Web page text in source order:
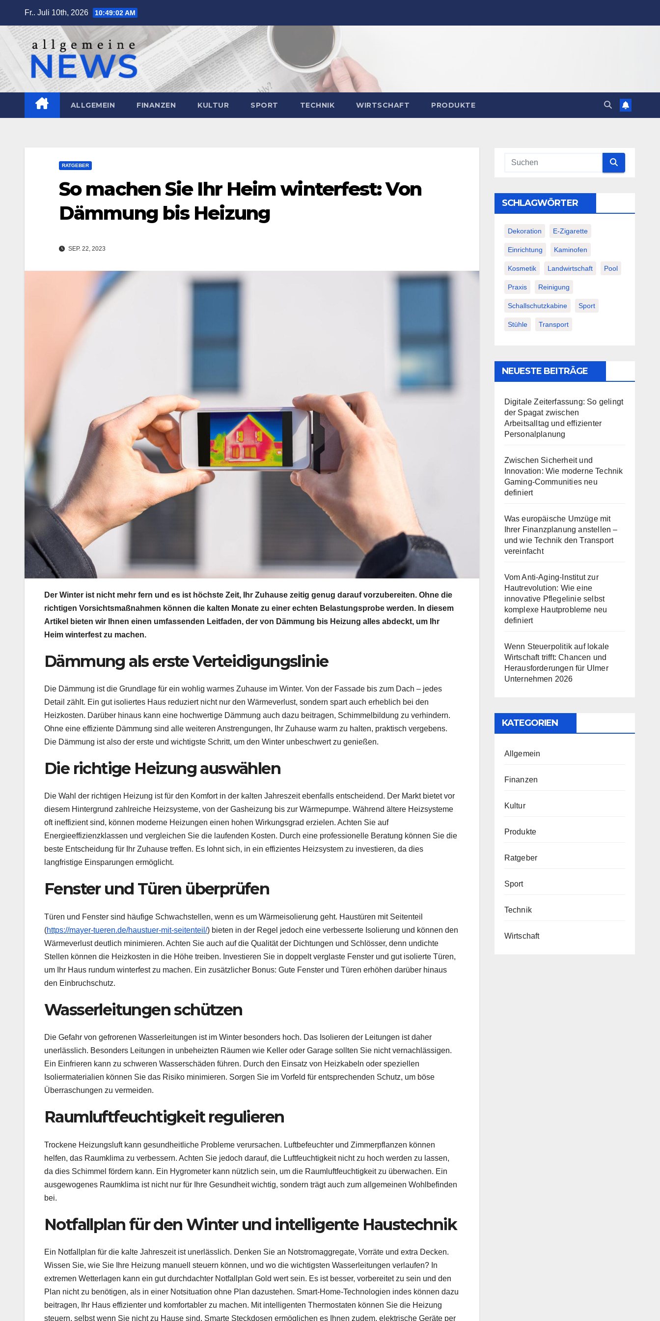
springen
Fr.. Juli 10th, 2026 10:49:04 AM
ALLGEMEIN FINANZEN KULTUR SPORT TECHNIK WIRTSCHAFT PRODUKTE
RATGEBER
So machen Sie Ihr Heim winterfest: Von
Dämmung bis Heizung
SEP. 22, 2023
Der Winter ist nicht mehr fern und es ist höchste Zeit, Ihr Zuhause zeitig genug darauf vorzubereiten. Ohne die
richtigen Vorsichtsmaßnahmen können die kalten Monate zu einer echten Belastungsprobe werden. In diesem
Artikel bieten wir Ihnen einen umfassenden Leitfaden, der von Dämmung bis Heizung alles abdeckt, um Ihr
Heim winterfest zu machen.
Dämmung als erste Verteidigungslinie
Die Dämmung ist die Grundlage für ein wohlig warmes Zuhause im Winter. Von der Fassade bis zum Dach – jedes
Detail zählt. Ein gut isoliertes Haus reduziert nicht nur den Wärmeverlust, sondern spart auch erheblich bei den
Heizkosten. Darüber hinaus kann eine hochwertige Dämmung auch dazu beitragen, Schimmelbildung zu verhindern.
Ohne eine effiziente Dämmung sind alle weiteren Anstrengungen, Ihr Zuhause warm zu halten, praktisch vergebens.
Die Dämmung ist also der erste und wichtigste Schritt, um den Winter unbeschwert zu genießen.
Die richtige Heizung auswählen
Die Wahl der richtigen Heizung ist für den Komfort in der kalten Jahreszeit ebenfalls entscheidend. Der Markt bietet vor
diesem Hintergrund zahlreiche Heizsysteme, von der Gasheizung bis zur Wärmepumpe. Während ältere Heizsysteme
oft ineffizient sind, können moderne Heizungen einen hohen Wirkungsgrad erzielen. Achten Sie auf
Energieeffizienzklassen und vergleichen Sie die laufenden Kosten. Durch eine professionelle Beratung können Sie die
beste Entscheidung für Ihr Zuhause treffen. Es lohnt sich, in ein effizientes Heizsystem zu investieren, da dies
langfristige Einsparungen ermöglicht.
Fenster und Türen überprüfen
Türen und Fenster sind häufige Schwachstellen, wenn es um Wärmeisolierung geht. Haustüren mit Seitenteil
(https://mayer-tueren.de/haustuer-mit-seitenteil/) bieten in der Regel jedoch eine verbesserte Isolierung und können den
Wärmeverlust deutlich minimieren. Achten Sie auch auf die Qualität der Dichtungen und Schlösser, denn undichte
Stellen können die Heizkosten in die Höhe treiben. Investieren Sie in doppelt verglaste Fenster und gut isolierte Türen,
um Ihr Haus rundum winterfest zu machen. Ein zusätzlicher Bonus: Gute Fenster und Türen erhöhen darüber hinaus
den Einbruchschutz.
Wasserleitungen schützen
Die Gefahr von gefrorenen Wasserleitungen ist im Winter besonders hoch. Das Isolieren der Leitungen ist daher
unerlässlich. Besonders Leitungen in unbeheizten Räumen wie Keller oder Garage sollten Sie nicht vernachlässigen.
Ein Einfrieren kann zu schweren Wasserschäden führen. Durch den Einsatz von Heizkabeln oder speziellen
Isoliermaterialien können Sie das Risiko minimieren. Sorgen Sie im Vorfeld für entsprechenden Schutz, um böse
Überraschungen zu vermeiden.
Raumluftfeuchtigkeit regulieren
Trockene Heizungsluft kann gesundheitliche Probleme verursachen. Luftbefeuchter und Zimmerpflanzen können
helfen, das Raumklima zu verbessern. Achten Sie jedoch darauf, die Luftfeuchtigkeit nicht zu hoch werden zu lassen,
da dies Schimmel fördern kann. Ein Hygrometer kann nützlich sein, um die Raumluftfeuchtigkeit zu überwachen. Ein
ausgewogenes Raumklima ist nicht nur für Ihre Gesundheit wichtig, sondern trägt auch zum allgemeinen Wohlbefinden
bei.
Notfallplan für den Winter und intelligente Haustechnik
Ein Notfallplan für die kalte Jahreszeit ist unerlässlich. Denken Sie an Notstromaggregate, Vorräte und extra Decken.
Wissen Sie, wie Sie Ihre Heizung manuell steuern können, und wo die wichtigsten Wasserleitungen verlaufen? In
extremen Wetterlagen kann ein gut durchdachter Notfallplan Gold wert sein. Es ist besser, vorbereitet zu sein und den
Plan nicht zu benötigen, als in einer Notsituation ohne Plan dazustehen. Smart-Home-Technologien indes können dazu
beitragen, Ihr Haus effizienter und komfortabler zu machen. Mit intelligenten Thermostaten können Sie die Heizung
steuern, selbst wenn Sie nicht zu Hause sind. Smarte Steckdosen ermöglichen es Ihnen zudem, elektrische Geräte per
SCHLAGWÖRTER
Dekoration E-Zigarette
Einrichtung Kaminofen
Kosmetik Landwirtschaft Pool
Praxis Reinigung
Schallschutzkabine Sport
Stühle Transport
NEUESTE BEITRÄGE
Digitale Zeiterfassung: So gelingt
der Spagat zwischen
Arbeitsalltag und effizienter
Personalplanung
Zwischen Sicherheit und
Innovation: Wie moderne Technik
Gaming-Communities neu
definiert
Was europäische Umzüge mit
Ihrer Finanzplanung anstellen –
und wie Technik den Transport
vereinfacht
Vom Anti-Aging-Institut zur
Hautrevolution: Wie eine
innovative Pflegelinie selbst
komplexe Hautprobleme neu
definiert
Wenn Steuerpolitik auf lokale
Wirtschaft trifft: Chancen und
Herausforderungen für Ulmer
Unternehmen 2026
KATEGORIEN
Allgemein
Finanzen
Kultur
Produkte
Ratgeber
Sport
Technik
Wirtschaft